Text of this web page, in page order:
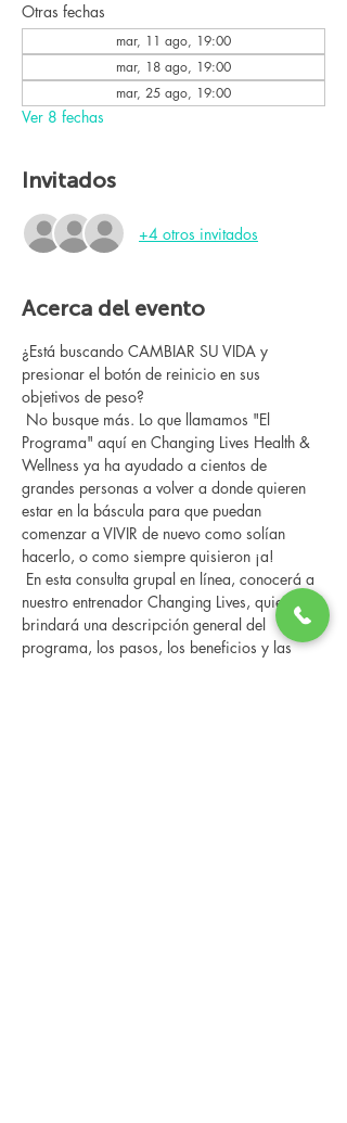
Otras fechas
mar, 11 ago, 19:00
mar, 18 ago, 19:00
mar, 25 ago, 19:00
Ver 8 fechas
Invitados
+4 otros invitados
Acerca del evento
¿Está buscando CAMBIAR SU VIDA y
presionar el botón de reinicio en sus
objetivos de peso?
Programa" aquí en Changing Lives Health &
Wellness ya ha ayudado a cientos de
grandes personas a volver a donde quieren
estar en la báscula para que puedan
comenzar a VIVIR de nuevo como solían
hacerlo, o como siempre quisieron ¡a!
nuestro entrenador Changing Lives, quien le
brindará una descripción general del
programa, los pasos, los beneficios y las